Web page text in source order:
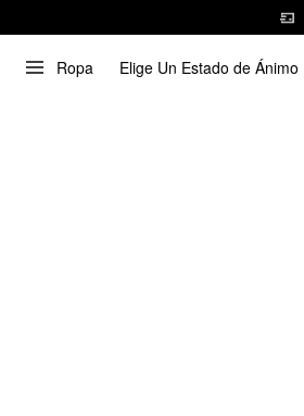
Ropa Elige Un Estado de Ánimo